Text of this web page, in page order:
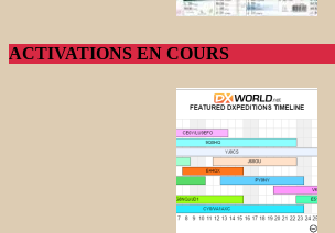
ACTIVATIONS EN COURS